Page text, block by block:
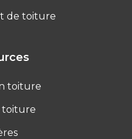
de toiture
toiture
toiture